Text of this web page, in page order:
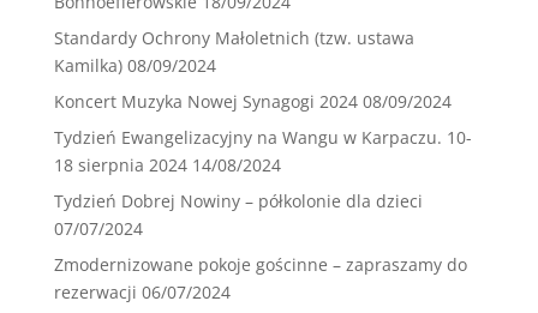
Standardy Ochrony Małoletnich (tzw. ustawa
Kamilka) 08/09/2024
Koncert Muzyka Nowej Synagogi 2024 08/09/2024
Tydzień Ewangelizacyjny na Wangu w Karpaczu. 10-
18 sierpnia 2024 14/08/2024
Tydzień Dobrej Nowiny – półkolonie dla dzieci
07/07/2024
Zmodernizowane pokoje gościnne – zapraszamy do
rezerwacji 06/07/2024